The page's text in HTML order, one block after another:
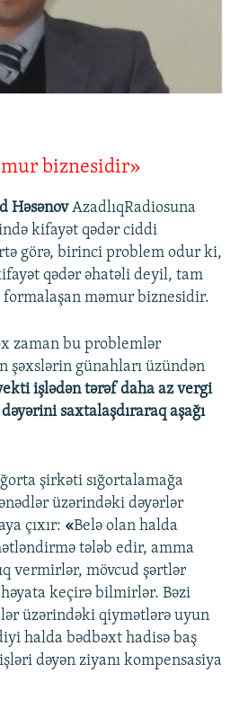
biznesidir»
HəsənovAzadlıqRadiosuna
kifayət qədər ciddi
görə, birinci problem odur ki,
qədər əhatəli deyil, tam
formalaşan məmur biznesidir.
zaman bu problemlər
şəxslərin günahları üzündən
işlədən tərəf daha az vergi
saxtalaşdıraraq aşağı
şirkəti sığortalamağa
üzərindəki dəyərlər
çıxır: «Belə olan halda
tələb edir, amma
vermirlər, mövcud şərtlər
keçirə bilmirlər. Bəzi
üzərindəki qiymətlərə uyun
halda bədbəxt hadisə baş
dəyən ziyanı kompensasiya